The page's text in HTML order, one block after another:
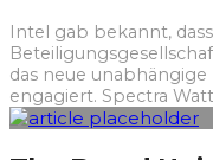
Intel gab bekannt,
das neue
engagiert. Spectra